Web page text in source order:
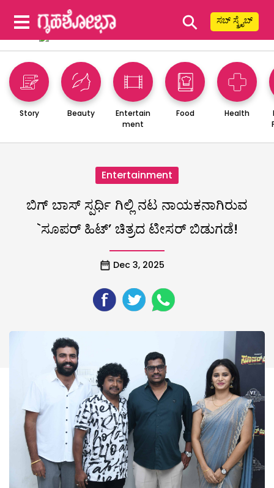
⚲ ಸಬ್ ಸ್ಕ್ರೈಬ್
Story Beauty
Entertain
ment
Food Health
Entertainment
ಬಿಗ್ ಬಾಸ್ ಸ್ಪರ್ಧಿ ಗಿಲ್ಲಿ ನಟ ನಾಯಕನಾಗಿರುವ
`ಸೂಪರ್ ಹಿಟ್’ ಚಿತ್ರದ ಟೀಸರ್ ಬಿಡುಗಡೆ!
Dec 3, 2025